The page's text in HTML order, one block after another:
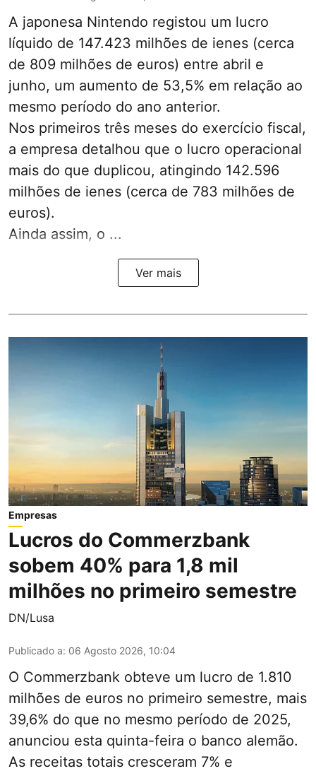
A japonesa Nintendo registou um lucro
líquido de 147.423 milhões de ienes (cerca
de 809 milhões de euros) entre abril e
junho, um aumento de 53,5% em relação ao
mesmo período do ano anterior.
Nos primeiros três meses do exercício fiscal,
a empresa detalhou que o lucro operacional
mais do que duplicou, atingindo 142.596
milhões de ienes (cerca de 783 milhões de
euros).
Ainda assim, o ...
Ver mais
Empresas
Lucros do Commerzbank
sobem 40% para 1,8 mil
milhões no primeiro semestre
DN/Lusa
Publicado a: 06 Agosto 2026, 10:04
O Commerzbank obteve um lucro de 1.810
milhões de euros no primeiro semestre, mais
39,6% do que no mesmo período de 2025,
anunciou esta quinta-feira o banco alemão.
As receitas totais cresceram 7% e